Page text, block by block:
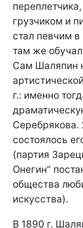
грузчиком и
стал певчим
там же
Сам Шаляпин
г.: именно
Серебрякова.
состоялось
(партия
Онегин"
общества
искусства).
В 1890 г.